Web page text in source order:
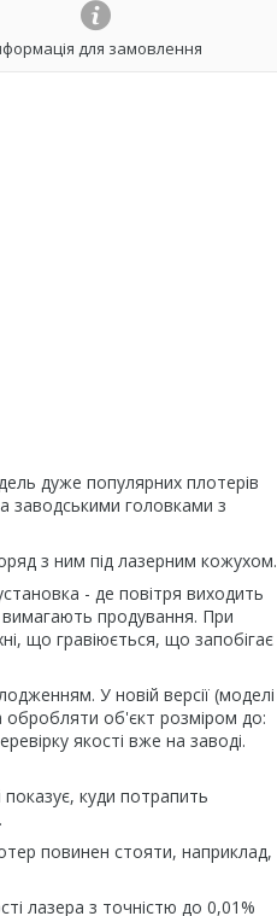
для замовлення
дуже популярних плотерів
заводськими головками з
з ним під лазерним кожухом.
- де повітря виходить
продування. При
що гравіюється, що запобігає
У новій версії (моделі
об'єкт розміром до:
якості вже на заводі.
куди потрапить
повинен стояти, наприклад,
лазера з точністю до 0,01%